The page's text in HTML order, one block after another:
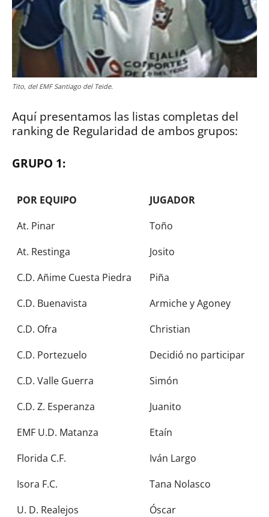
Tito, del EMF Santiago del Teide.
Aquí presentamos las listas completas del
ranking de Regularidad de ambos grupos:
GRUPO 1:
POR EQUIPO
JUGADOR
At. Pinar
Toño
At. Restinga
Josito
C.D. Añime Cuesta Piedra
Piña
C.D. Buenavista
Armiche y Agoney
C.D. Ofra
Christian
C.D. Portezuelo
Decidió no participar
C.D. Valle Guerra
Simón
C.D. Z. Esperanza
Juanito
EMF U.D. Matanza
Etaín
Florida C.F.
Iván Largo
Isora F.C.
Tana Nolasco
U. D. Realejos
Óscar